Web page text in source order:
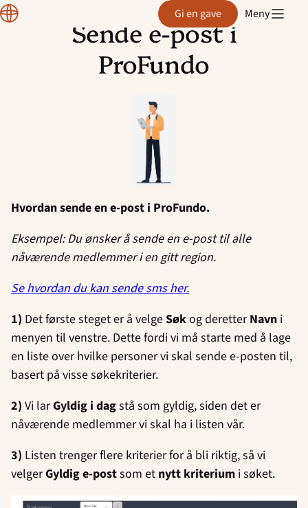
CRM
manual Gi en gave Meny
Sende e-post i
ProFundo
Hvordan sende en e-post i ProFundo.
Eksempel: Du ønsker å sende en e-post til alle
nåværende medlemmer i en gitt region.
Se hvordan du kan sende sms her.
1) Det første steget er å velgeSøkog deretterNavn i
menyen til venstre. Dette fordi vi må starte med å lage
en liste over hvilke personer vi skal sende e-posten til,
basert på visse søkekriterier.
2) Vi larGyldig i dagstå som gyldig, siden det er
nåværende medlemmer vi skal ha i listen vår.
3) Listen trenger flere kriterier for å bli riktig, så vi
velgerGyldig e-postsom et nytt kriterium i søket.